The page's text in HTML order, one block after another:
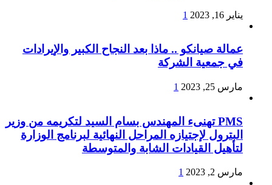
يناير 16, 2023 1
عمالة صيانكو .. ماذا بعد النجاح الكبير والإيرادات
في جمعية الشركة
مارس 25, 2023 1
PMS تهنىء المهندس بسام السيد لتكريمه من وزير
البترول لإجتيازه المراحل النهائية لبرنامج الوزارة
لتأهيل القيادات الشابة والمتوسطة
مارس 2, 2023 1